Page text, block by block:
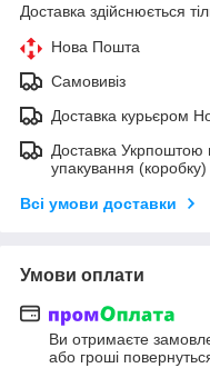
Доставка здійснюється
Нова Пошта
Самовивіз
Доставка курьєром
Доставка Укрпоштою
упакування (коробку)
Всі умови доставки
Умови оплати
Ви отримаєте
або гроші